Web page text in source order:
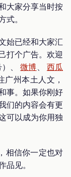
大家分享当时按
。
始已经和大家汇
打个广告。欢迎
）、微博、 西瓜
州本土人文，
事。如果你刚好
们的内容会有更
可以成为你用独
相信你一定也对
见。